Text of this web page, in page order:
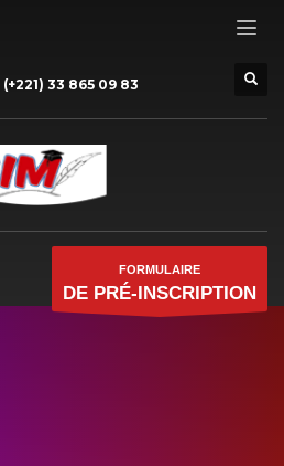
(+221) 33 865 09 83
FORMULAIRE
DE PRÉ-INSCRIPTION